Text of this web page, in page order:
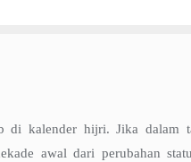
di kalender hijri. Jika dalam
awal dari perubahan